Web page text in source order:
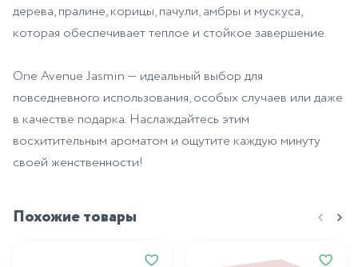
дерева, пралине, корицы, пачули, амбры и мускуса,
которая обеспечивает теплое и стойкое завершение.
One Avenue Jasmin — идеальный выбор для
повседневного использования, особых случаев или даже
в качестве подарка. Наслаждайтесь этим
восхитительным ароматом и ощутите каждую минуту
своей женственности!
Похожие товары